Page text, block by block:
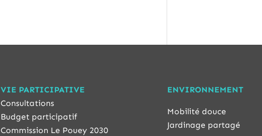
VIE PARTICIPATIVE
Consultations
Budget participatif
Commission Le Pouey 2030
ENVIRONNEMENT
Mobilité douce
Jardinage partagé